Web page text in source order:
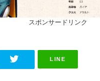
スポンサードリンク
LINE